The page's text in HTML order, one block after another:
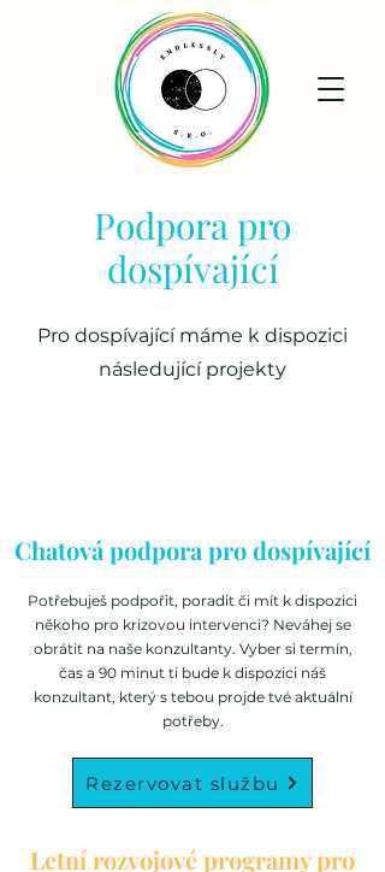
Podpora pro
dospívající
Pro dospívající máme k dispozici
následující projekty
Chatová podpora pro dospívající
Potřebuješ podpořit, poradit či mít k dispozici
někoho pro krizovou intervenci? Neváhej se
obrátit na naše konzultanty. Vyber si termín,
čas a 90 minut ti bude k dispozici náš
konzultant, který s tebou projde tvé aktuální
potřeby.
Rezervovat službu
Letní rozvojové programy pro